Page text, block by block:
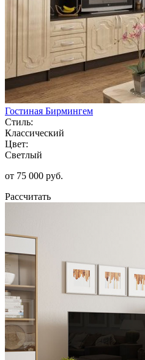
Гостиная Бирмингем
Стиль:
Классический
Цвет:
Светлый
от 75 000 руб.
Рассчитать